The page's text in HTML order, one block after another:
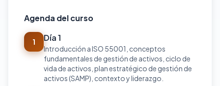
Agenda del curso
1 Día 1
Introducción a ISO 55001, conceptos
fundamentales de gestión de activos, ciclo de
vida de activos, plan estratégico de gestión de
activos (SAMP), contexto y liderazgo.